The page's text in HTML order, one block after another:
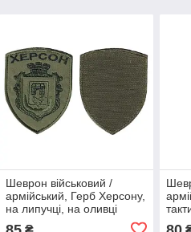
Шеврон військовий /
армійський, Герб Херсону,
на липучці, на оливці